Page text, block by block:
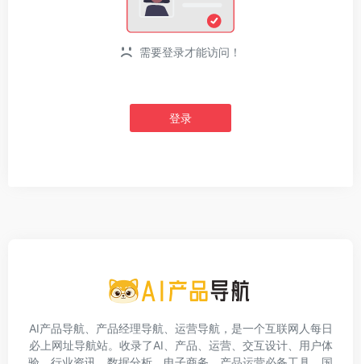
需要登录才能访问！
登录
AI产品导航、产品经理导航、运营导航，是一个互联网人每日
必上网址导航站。收录了AI、产品、运营、交互设计、用户体